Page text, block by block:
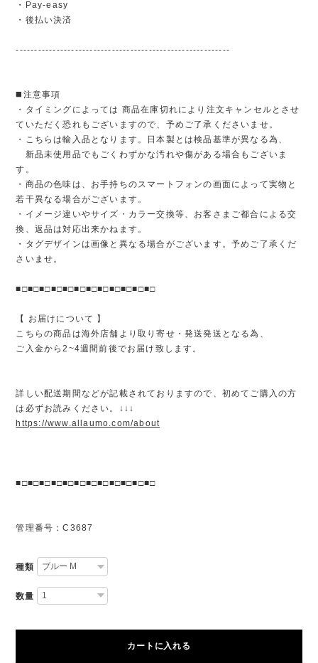
・Pay-easy
・後払い決済
----------------------------------------------------------
◼️注意事項
・タイミングによっては 商品在庫切れにより注文キャンセルとさせ
ていただく恐れもございますので、予めご了承くださいませ。
・こちらは輸入品となります。日本製とは検品基準が異なる為、
新品未使用品でもごくわずかな汚れや傷がある場合もございま
す。
・商品の色味は、お手持ちのスマートフォンの画面によって実物と
若干異なる場合がございます。
・イメージ違いやサイズ・カラー交換等、お客さまご都合による交
換、返品は対応出来かねます。
・タグデザインは画像と異なる場合がございます。予めご了承くだ
さいませ。
■□■□■□■□■□■□■□■□■□■□■□■□
【 お届けについて 】
こちらの商品は海外店舗より取り寄せ・発送発送となる為、
ご入金から2~4週間前後でお届け致します。
詳しい配送期間などが記載されておりますので、初めてご購入の方
は必ずお読みください。↓↓↓
https://www.allaumo.com/about
■□■□■□■□■□■□■□■□■□■□■□■□
管理番号：C3687
種類
数量
カートに入れる